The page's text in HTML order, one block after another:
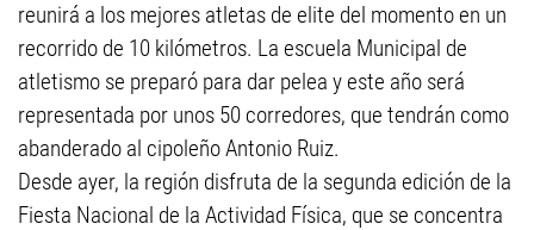
reunirá a los mejores atletas de elite del momento en un
recorrido de 10 kilómetros. La escuela Municipal de
atletismo se preparó para dar pelea y este año será
representada por unos 50 corredores, que tendrán como
abanderado al cipoleño Antonio Ruiz.
Desde ayer, la región disfruta de la segunda edición de la
Fiesta Nacional de la Actividad Física, que se concentra